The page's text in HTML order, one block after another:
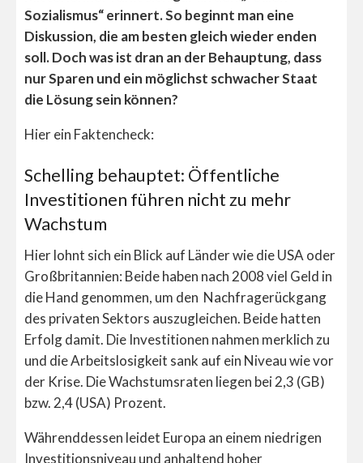
Sozialismus“ erinnert. So beginnt man eine
Diskussion, die am besten gleich wieder enden
soll. Doch was ist dran an der Behauptung, dass
nur Sparen und ein möglichst schwacher Staat
die Lösung sein können?
Hier ein Faktencheck:
Schelling behauptet: Öffentliche
Investitionen führen nicht zu mehr
Wachstum
Hier lohnt sich ein Blick auf Länder wie die USA oder
Großbritannien: Beide haben nach 2008 viel Geld in
die Hand genommen, um den Nachfragerückgang
des privaten Sektors auszugleichen. Beide hatten
Erfolg damit. Die Investitionen nahmen merklich zu
und die Arbeitslosigkeit sank auf ein Niveau wie vor
der Krise. Die Wachstumsraten liegen bei 2,3 (GB)
bzw. 2,4 (USA) Prozent.
Währenddessen leidet Europa an einem niedrigen
Investitionsniveau und anhaltend hoher